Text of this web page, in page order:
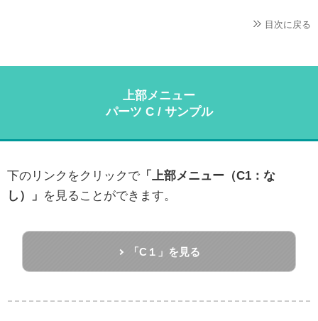
目次に戻る
上部メニュー
パーツ C / サンプル
下のリンクをクリックで 「上部メニュー（C1：な
し）」 を見ることができます。
「C１」を見る